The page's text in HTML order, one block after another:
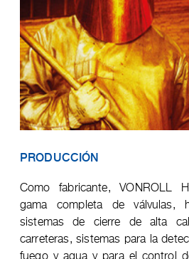
PRODUCCIÓN
Como fabricante, VONROLL
gama completa de válvulas,
sistemas de cierre de alta
carreteras, sistemas para la
fuego y agua y para el control